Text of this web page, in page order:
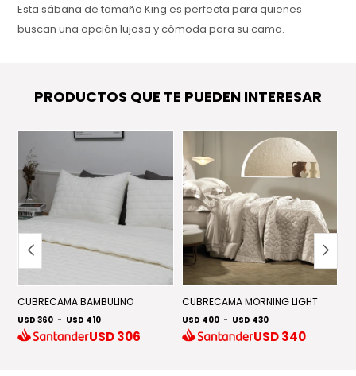
Esta sábana de tamaño King es perfecta para quienes
buscan una opción lujosa y cómoda para su cama.
PRODUCTOS QUE TE PUEDEN INTERESAR
CUBRECAMA BAMBULINO
USD 360 - USD 410
USD306
CUBRECAMA MORNING LIGHT
USD 400 - USD 430
USD340